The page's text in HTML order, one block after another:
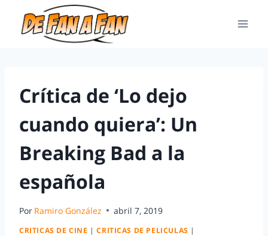
Crítica de ‘Lo dejo
cuando quiera’: Un
Breaking Bad a la
española
Por Ramiro González abril 7, 2019
CRITICAS DE CINE |CRITICAS DE PELICULAS |